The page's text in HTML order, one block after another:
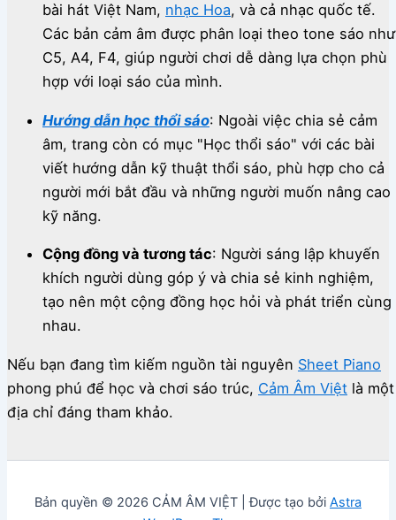
bài hát Việt Nam, nhạc Hoa, và cả nhạc quốc tế.
Các bản cảm âm được phân loại theo tone sáo như
C5, A4, F4, giúp người chơi dễ dàng lựa chọn phù
hợp với loại sáo của mình.
Hướng dẫn học thổi sáo: Ngoài việc chia sẻ cảm
âm, trang còn có mục "Học thổi sáo" với các bài
viết hướng dẫn kỹ thuật thổi sáo, phù hợp cho cả
người mới bắt đầu và những người muốn nâng cao
kỹ năng.
Cộng đồng và tương tác: Người sáng lập khuyến
khích người dùng góp ý và chia sẻ kinh nghiệm,
tạo nên một cộng đồng học hỏi và phát triển cùng
nhau.
Nếu bạn đang tìm kiếm nguồn tài nguyên Sheet Piano
phong phú để học và chơi sáo trúc, Cảm Âm Việt là một
địa chỉ đáng tham khảo.
Bản quyền © 2026 CẢM ÂM VIỆT | Được tạo bởi Astra